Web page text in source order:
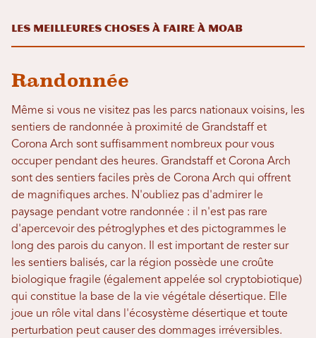
Les meilleures choses à faire à Moab
Randonnée
Même si vous ne visitez pas les parcs nationaux voisins, les
sentiers de randonnée à proximité de Grandstaff et
Corona Arch sont suffisamment nombreux pour vous
occuper pendant des heures. Grandstaff et Corona Arch
sont des sentiers faciles près de Corona Arch qui offrent
de magnifiques arches. N'oubliez pas d'admirer le
paysage pendant votre randonnée : il n'est pas rare
d'apercevoir des pétroglyphes et des pictogrammes le
long des parois du canyon. Il est important de rester sur
les sentiers balisés, car la région possède une croûte
biologique fragile (également appelée sol cryptobiotique)
qui constitue la base de la vie végétale désertique. Elle
joue un rôle vital dans l'écosystème désertique et toute
perturbation peut causer des dommages irréversibles.